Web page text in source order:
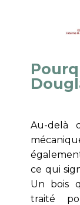
Au-delà
ce qui
Un bois
traité